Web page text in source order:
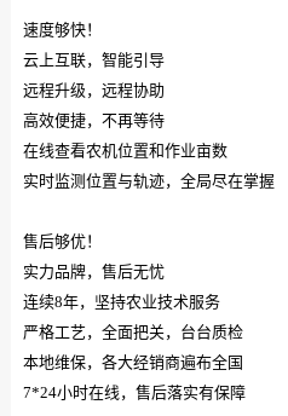
速度够快！
云上互联，智能引导
远程升级，远程协助
高效便捷，不再等待
在线查看农机位置和作业亩数
实时监测位置与轨迹，全局尽在掌握
售后够优！
实力品牌，售后无忧
连续8年，坚持农业技术服务
严格工艺，全面把关，台台质检
本地维保，各大经销商遍布全国
7*24小时在线，售后落实有保障